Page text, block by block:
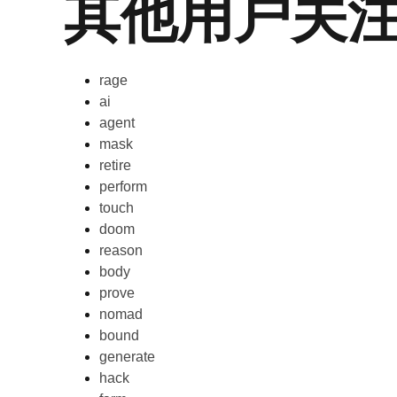
其他用户关
rage
ai
agent
mask
retire
perform
touch
doom
reason
body
prove
nomad
bound
generate
hack